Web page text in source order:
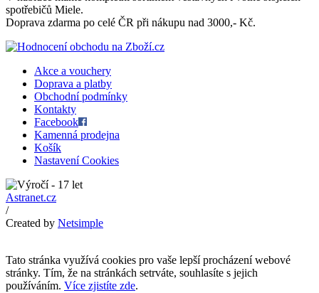
spotřebičů Miele.
Doprava zdarma po celé ČR při nákupu nad 3000,- Kč.
Akce a vouchery
Doprava a platby
Obchodní podmínky
Kontakty
Facebook
Kamenná prodejna
Košík
Nastavení Cookies
Astranet.cz
/
Created by Netsimple
Tato stránka využívá cookies pro vaše lepší procházení webové
stránky. Tím, že na stránkách setrváte, souhlasíte s jejich
používáním. Více zjistíte zde.